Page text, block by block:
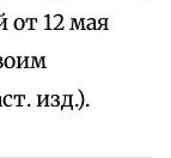
от 12 мая
изд.).